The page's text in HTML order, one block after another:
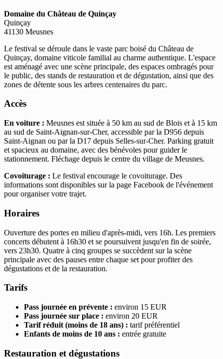
Domaine du Château de Quinçay
Quinçay
41130 Meusnes
Le festival se déroule dans le vaste parc boisé du Château de
Quinçay, domaine viticole familial au charme authentique. L'espace
est aménagé avec une scène principale, des espaces ombragés pour
le public, des stands de restauration et de dégustation, ainsi que des
zones de détente sous les arbres centenaires du parc.
Accès
En voiture : Meusnes est située à 50 km au sud de Blois et à 15 km
au sud de Saint-Aignan-sur-Cher, accessible par la D956 depuis
Saint-Aignan ou par la D17 depuis Selles-sur-Cher. Parking gratuit
et spacieux au domaine, avec des bénévoles pour guider le
stationnement. Fléchage depuis le centre du village de Meusnes.
Covoiturage : Le festival encourage le covoiturage. Des
informations sont disponibles sur la page Facebook de l'événement
pour organiser votre trajet.
Horaires
Ouverture des portes en milieu d'après-midi, vers 16h. Les premiers
concerts débutent à 16h30 et se poursuivent jusqu'en fin de soirée,
vers 23h30. Quatre à cinq groupes se succèdent sur la scène
principale avec des pauses entre chaque set pour profiter des
dégustations et de la restauration.
Tarifs
Pass journée en prévente : environ 15 EUR
Pass journée sur place : environ 20 EUR
Tarif réduit (moins de 18 ans) : tarif préférentiel
Enfants de moins de 10 ans : entrée gratuite
Restauration et dégustations